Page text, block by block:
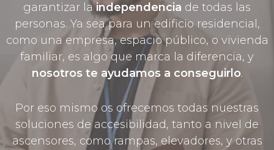
garantizar laindependencia de todas las
personas. Ya sea para un edificio residencial,
como una empresa, espacio público, o vivienda
familiar, es algo que marca la diferencia, y
nosotros te ayudamos a conseguirlo.
Por eso mismo os ofrecemos todas nuestras
soluciones de accesibilidad, tanto a nivel de
ascensores, como rampas, elevadores, y otras